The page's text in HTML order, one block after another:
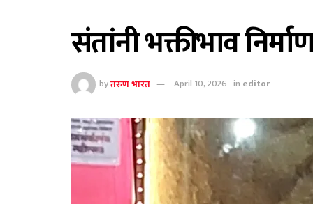
संतांनी भक्तीभाव
byतरुण भारत April 10, 2026 in editor